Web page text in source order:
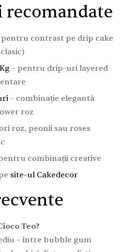
pentru contrast pe drip cake
– pentru drip-uri layered
– combinație elegantă
roz
roz, peonii sau roses
combinații creative
site-ul Cakedecor
Teo?
– între bubble gum